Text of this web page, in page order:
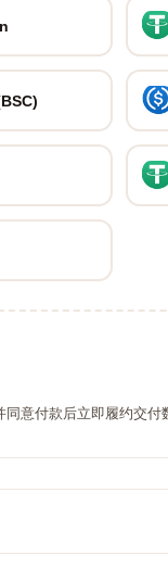
同意付款后立即履约交付